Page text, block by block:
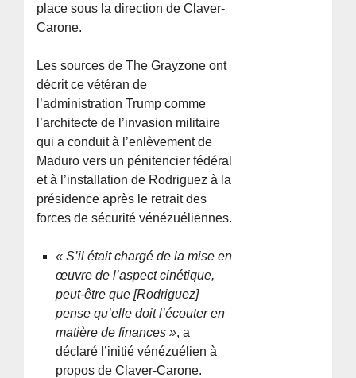
place sous la direction de Claver-
Carone.
Les sources de The Grayzone ont
décrit ce vétéran de
l’administration Trump comme
l’architecte de l’invasion militaire
qui a conduit à l’enlèvement de
Maduro vers un pénitencier fédéral
et à l’installation de Rodriguez à la
présidence après le retrait des
forces de sécurité vénézuéliennes.
« S’il était chargé de la mise en
œuvre de l’aspect cinétique,
peut-être que [Rodriguez]
pense qu’elle doit l’écouter en
matière de finances », a
déclaré l’initié vénézuélien à
propos de Claver-Carone.